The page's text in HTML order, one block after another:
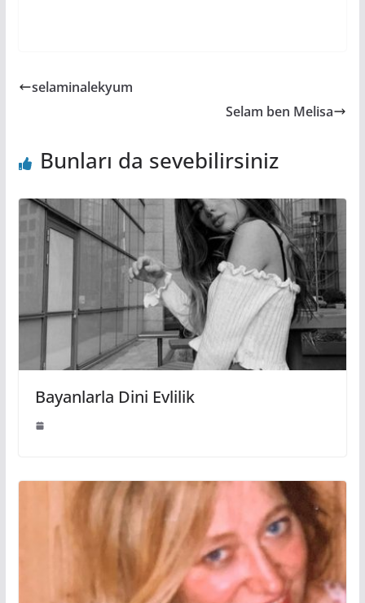
selaminalekyum
Selam ben Melisa
Bunları da sevebilirsiniz
Bayanlarla Dini Evlilik